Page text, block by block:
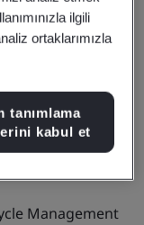
Management
ilgili
ortaklarımızla
tanımlama
kabul et